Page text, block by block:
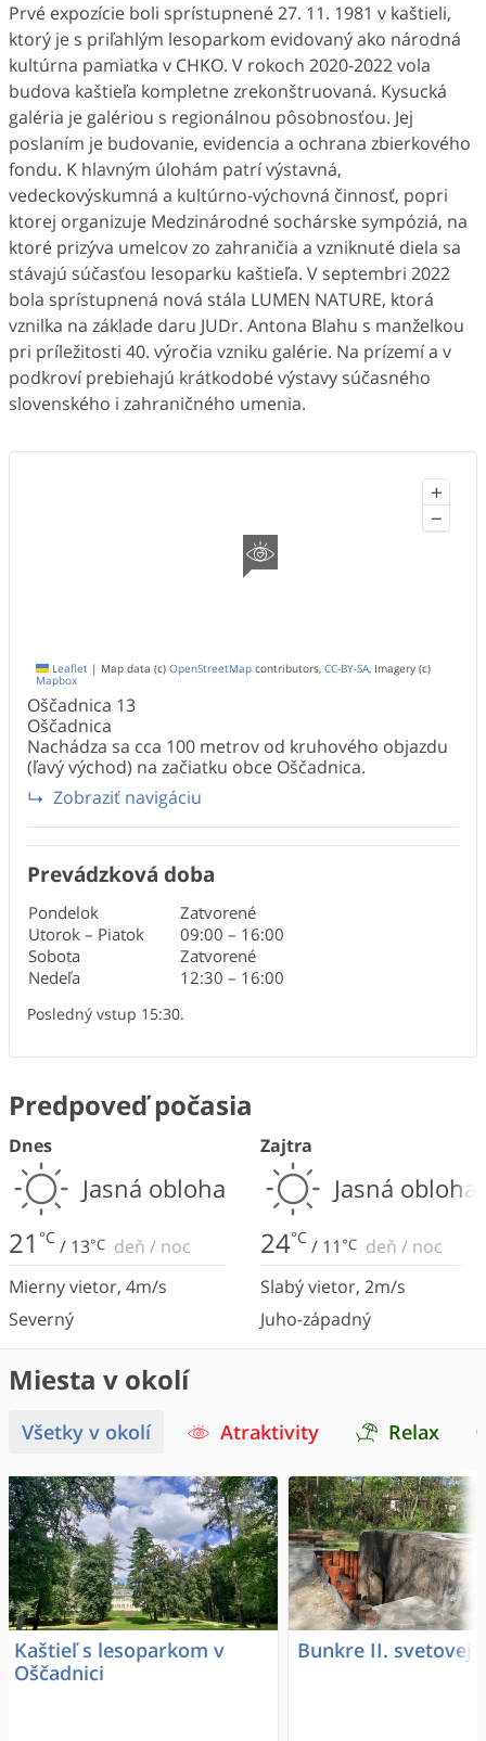
Prvé expozície boli sprístupnené 27. 11. 1981 v kaštieli,
ktorý je s priľahlým lesoparkom evidovaný ako národná
kultúrna pamiatka v CHKO. V rokoch 2020-2022 vola
budova kaštieľa kompletne zrekonštruovaná. Kysucká
galéria je galériou s regionálnou pôsobnosťou. Jej
poslaním je budovanie, evidencia a ochrana zbierkového
fondu. K hlavným úlohám patrí výstavná,
vedeckovýskumná a kultúrno-výchovná činnosť, popri
ktorej organizuje Medzinárodné sochárske sympóziá, na
ktoré prizýva umelcov zo zahraničia a vzniknuté diela sa
stávajú súčasťou lesoparku kaštieľa. V septembri 2022
bola sprístupnená nová stála LUMEN NATURE, ktorá
vznilka na základe daru JUDr. Antona Blahu s manželkou
pri príležitosti 40. výročia vzniku galérie. Na prízemí a v
podkroví prebiehajú krátkodobé výstavy súčasného
slovenského i zahraničného umenia.
+
−
Leaflet | Map data (c) OpenStreetMap contributors, CC-BY-SA, Imagery (c)
Mapbox
Oščadnica 13
Oščadnica
Nachádza sa cca 100 metrov od kruhového objazdu
(ľavý východ) na začiatku obce Oščadnica.
Zobraziť navigáciu
Prevádzková doba
Pondelok
Zatvorené
Utorok – Piatok
09:00 – 16:00
Sobota
Zatvorené
Nedeľa
12:30 – 16:00
Posledný vstup 15:30.
Predpoveď počasia
Dnes
Jasná obloha
21 °C / 13°C deň / noc
Mierny vietor, 4m/s
Severný
Zajtra
Jasná obloha
24°C / 11°C deň / noc
Slabý vietor, 2m/s
Juho-západný
Miesta v okolí
Všetky v okolí Atraktivity Relax
Kaštieľ s lesoparkom v
Oščadnici
Bunkre II. svetovej